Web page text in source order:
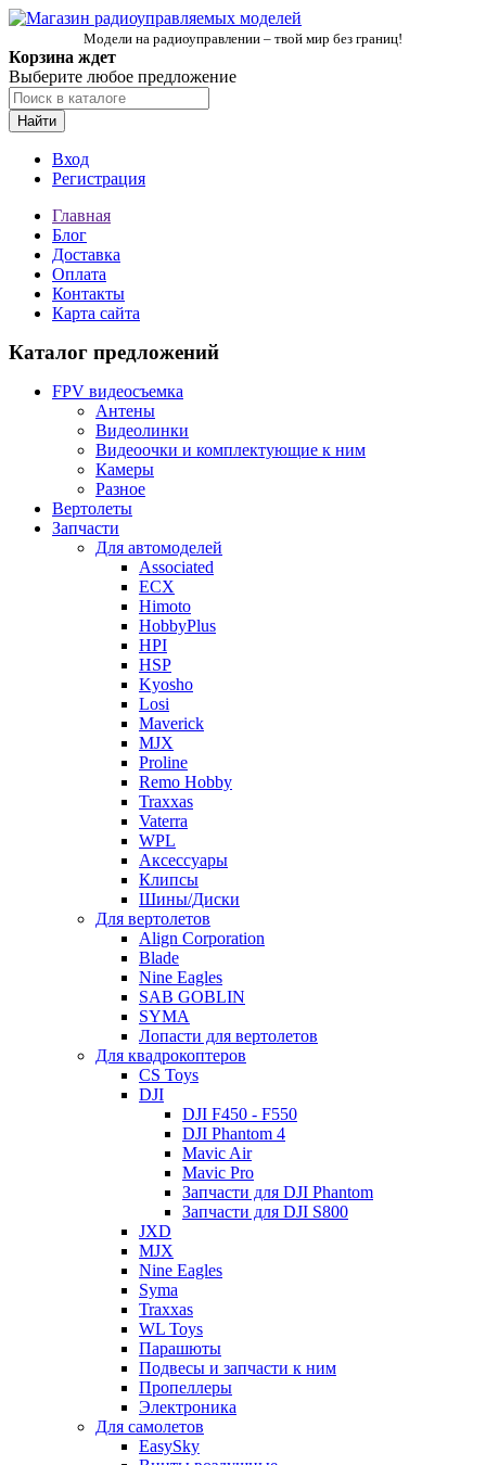
Модели на радиоуправлении – твой мир без границ!
Корзина ждет
Выберите любое предложение
Найти
Вход
Регистрация
Главная
Блог
Доставка
Оплата
Контакты
Карта сайта
Каталог предложений
FPV видеосъемка
Антены
Видеолинки
Видеоочки и комплектующие к ним
Камеры
Разное
Вертолеты
Запчасти
Для автомоделей
Associated
ECX
Himoto
HobbyPlus
HPI
HSP
Kyosho
Losi
Maverick
MJX
Proline
Remo Hobby
Traxxas
Vaterra
WPL
Аксессуары
Клипсы
Шины/Диски
Для вертолетов
Align Corporation
Blade
Nine Eagles
SAB GOBLIN
SYMA
Лопасти для вертолетов
Для квадрокоптеров
CS Toys
DJI
DJI F450 - F550
DJI Phantom 4
Mavic Air
Mavic Pro
Запчасти для DJI Phantom
Запчасти для DJI S800
JXD
MJX
Nine Eagles
Syma
Traxxas
WL Toys
Парашюты
Подвесы и запчасти к ним
Пропеллеры
Электроника
Для самолетов
EasySky